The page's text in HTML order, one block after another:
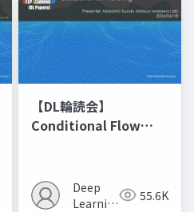
【DL輪読会】
Conditional Flow
Deep
Learning
55.6K